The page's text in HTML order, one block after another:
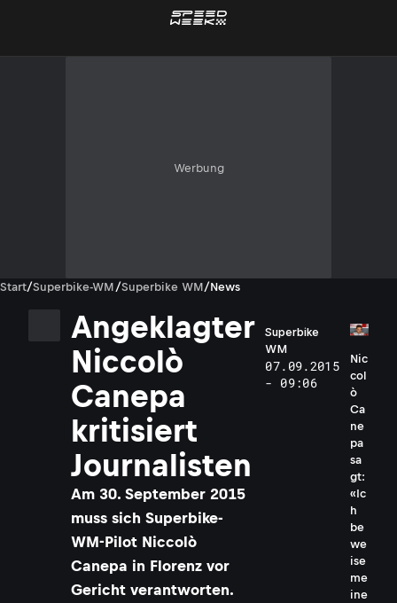
Werbung
Start/Superbike-WM /Superbike WM/News
Angeklagter
Niccolò
Canepa
kritisiert
Journalisten
Am 30. September 2015
muss sich Superbike-
WM-Pilot Niccolò
Canepa in Florenz vor
Gericht verantworten.
Superbike
WM
07.09.2015
- 09:06
Nic
col
ò
Ca
ne
pa
sa
gt:
«Ic
h
be
we
ise
me
ine